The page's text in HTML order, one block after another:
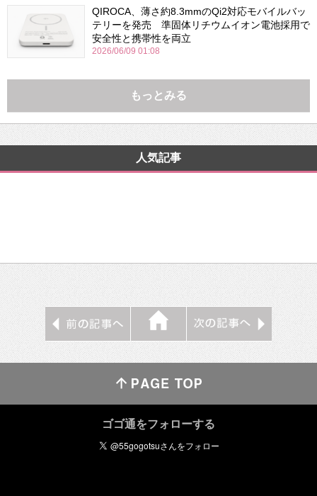
QIROCA、薄さ約8.3mmのQi2対応モバイルバッ
テリーを発売 準固体リチウムイオン電池採用で
安全性と携帯性を両立
2026/06/09 01:08
もっとみる
人気記事
ゴゴ通をフォローする